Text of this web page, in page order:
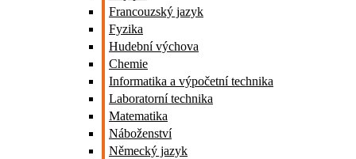
Francouzský jazyk
Fyzika
Hudební výchova
Chemie
Informatika a výpočetní technika
Laboratorní technika
Matematika
Náboženství
Německý jazyk